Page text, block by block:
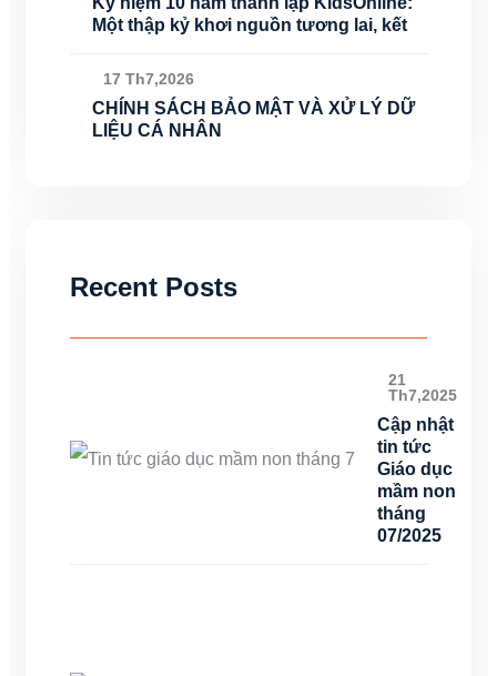
Một thập kỷ khơi nguồn tương lai, kết
17 Th7,2026
CHÍNH SÁCH BẢO MẬT VÀ XỬ LÝ DỮ
LIỆU CÁ NHÂN
Recent Posts
21
Th7,2025
Cập nhật
tin tức
Giáo dục
mầm non
tháng
07/2025